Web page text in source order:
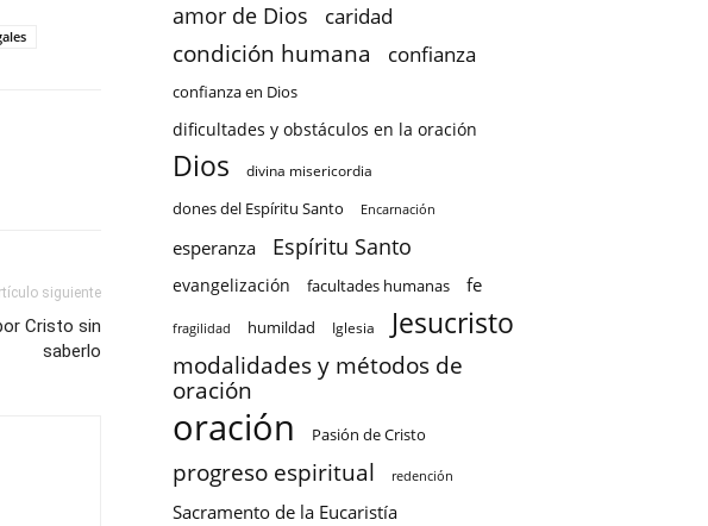
siguiente
Cristo sin
saberlo
amor de Dios caridad
condición humana confianza
confianza en Dios
dificultades y obstáculos en la oración
Dios divina misericordia
dones del Espíritu Santo Encarnación
esperanza Espíritu Santo
evangelización facultades humanas fe
fragilidad humildad Iglesia Jesucristo
modalidades y métodos de
oración
oración Pasión de Cristo
progreso espiritual redención
Sacramento de la Eucaristía